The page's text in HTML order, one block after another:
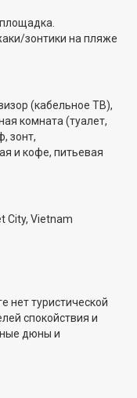
зонтики на пляже
(кабельное ТВ),
комната (туалет,
зонт,
и кофе, питьевая
City, Vietnam
нет туристической
спокойствия и
дюны и